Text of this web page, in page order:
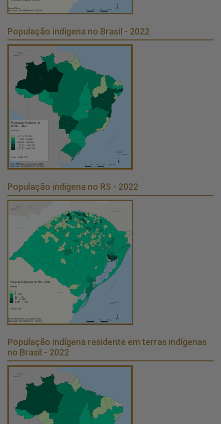
População indígena no Brasil - 2022
População indígena no RS - 2022
População indígena residente em terras indígenas
no Brasil - 2022